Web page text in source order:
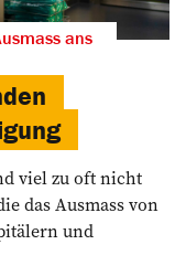
ans
viel zu oft nicht
das Ausmass von
und